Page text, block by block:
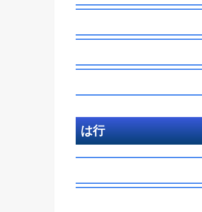
は行